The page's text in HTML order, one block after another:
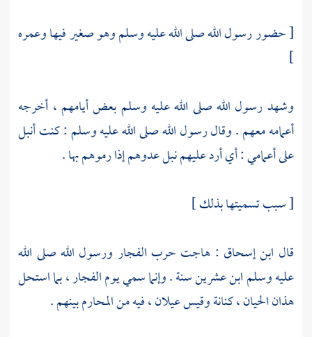
[ حضور رسول الله صلى الله عليه وسلم وهو صغير فيها وعمره
]
وشهد رسول الله صلى الله عليه وسلم بعض أيامهم ، أخرجه
أعمامه معهم . وقال رسول الله صلى الله عليه وسلم : كنت أنبل
على أعمامي : أي أرد عليهم نبل عدوهم إذا رموهم بها .
[ سبب تسميتها بذلك ]
قال ابن إسحاق : هاجت حرب الفجار ورسول الله صلى الله
عليه وسلم ابن عشرين سنة . وإنما سمي يوم الفجار ، بما استحل
هذان الحيان ،كنانةوقيس عيلان، فيه من المحارم بينهم .